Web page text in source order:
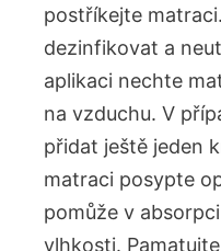
postříkejte
dezinfikovat a
aplikaci nechte
na vzduchu. V
přidat ještě jeden
matraci posypte
pomůže v
vlhkosti.